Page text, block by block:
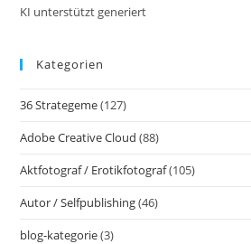
KI unterstützt generiert
Kategorien
36 Strategeme(127)
Adobe Creative Cloud (88)
Aktfotograf / Erotikfotograf(105)
Autor / Selfpublishing(46)
blog-kategorie(3)